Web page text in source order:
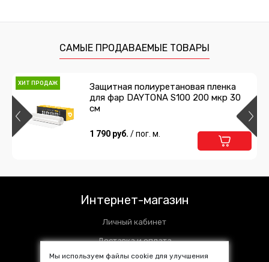
САМЫЕ ПРОДАВАЕМЫЕ ТОВАРЫ
ХИТ ПРОДАЖ
Защитная полиуретановая пленка
для фар DAYTONA S100 200 мкр 30
см
1 790 руб. / пог. м.
Интернет-магазин
Личный кабинет
Доставка и оплата
Установочные центры
Мы используем файлы cookie для улучшения